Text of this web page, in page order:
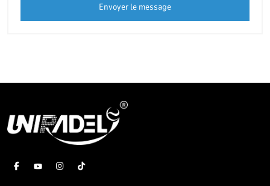
Envoyer le message